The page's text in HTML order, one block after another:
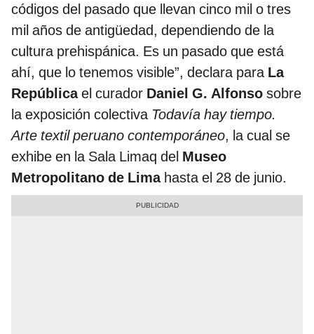
códigos del pasado que llevan cinco mil o tres
mil años de antigüedad, dependiendo de la
cultura prehispánica. Es un pasado que está
ahí, que lo tenemos visible”, declara para La
Repúblicael curador Daniel G. Alfonso sobre
la exposición colectiva Todavía hay tiempo.
Arte textil peruano contemporáneo, la cual se
exhibe en la Sala Limaq del Museo
Metropolitano de Limahasta el 28 de junio.